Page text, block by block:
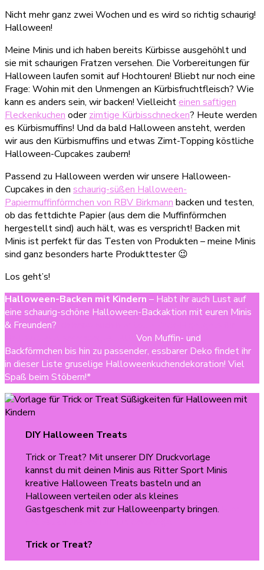
Nicht mehr ganz zwei Wochen und es wird so richtig schaurig!
Halloween!
Meine Minis und ich haben bereits Kürbisse ausgehöhlt und
sie mit schaurigen Fratzen versehen. Die Vorbereitungen für
Halloween laufen somit auf Hochtouren! Bliebt nur noch eine
Frage: Wohin mit den Unmengen an Kürbisfruchtfleisch? Wie
kann es anders sein, wir backen! Vielleichteinen saftigen
Fleckenkuchen oderzimtige Kürbisschnecken? Heute werden
es Kürbismuffins! Und da bald Halloween ansteht, werden
wir aus den Kürbismuffins und etwas Zimt-Topping köstliche
Halloween-Cupcakes zaubern!
Passend zu Halloween werden wir unsere Halloween-
Cupcakes in den schaurig-süßen Halloween-
Papiermuffinförmchen von RBV Birkmann backen und testen,
ob das fettdichte Papier (aus dem die Muffinförmchen
hergestellt sind) auch hält, was es verspricht! Backen mit
Minis ist perfekt für das Testen von Produkten – meine Minis
sind ganz besonders harte Produkttester 😉
Los geht’s!
Halloween-Backen mit Kindern – Habt ihr auch Lust auf
eine schaurig-schöne Halloween-Backaktion mit euren Minis
& Freunden?
Von Muffin- und
Backförmchen bis hin zu passender, essbarer Deko findet ihr
in dieser Liste gruselige Halloweenkuchendekoration! Viel
Spaß beim Stöbern!*
DIY Halloween Treats
Trick or Treat? Mit unserer DIY Druckvorlage
kannst du mit deinen Minis aus Ritter Sport Minis
kreative Halloween Treats basteln und an
Halloween verteilen oder als kleines
Gastgeschenk mit zur Halloweenparty bringen.
Trick or Treat?